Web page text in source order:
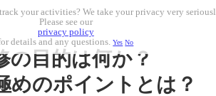
の目的は何か？
めのポイントとは？
your activities? We take your privacy very
Please see our
privacy policy
details and any questions.Yes No